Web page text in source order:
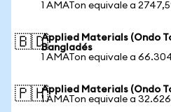
1 AMATon equivale a
🇧🇩Applied Materials (Ondo
Bangladés
1 AMATon equivale a
🇵🇭Applied Materials (Ondo
1 AMATon equivale a